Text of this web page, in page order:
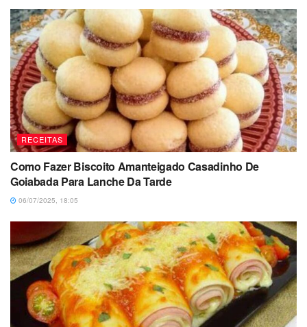
RECEITAS
Como Fazer Biscoito Amanteigado Casadinho De
Goiabada Para Lanche Da Tarde
06/07/2025, 18:05